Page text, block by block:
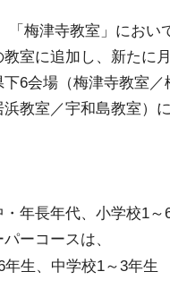
梅津寺教室」におい
室に追加し、新たに
6会場（梅津寺教室／
教室／宇和島教室）
・年長年代、小学校1～
ーコースは、
年生、中学校1～3年生